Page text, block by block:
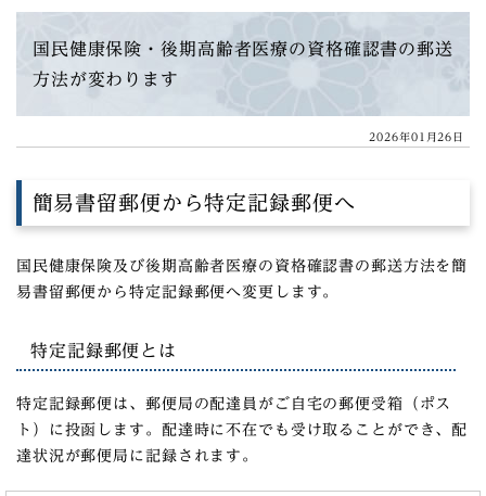
国民健康保険・後期高齢者医療の資格確認書の郵送
方法が変わります
2026年01月26日
簡易書留郵便から特定記録郵便へ
国民健康保険及び後期高齢者医療の資格確認書の郵送方法を簡
易書留郵便から特定記録郵便へ変更します。
特定記録郵便とは
特定記録郵便は、郵便局の配達員がご自宅の郵便受箱（ポス
ト）に投函します。配達時に不在でも受け取ることができ、配
達状況が郵便局に記録されます。